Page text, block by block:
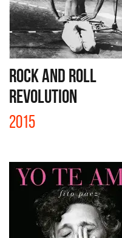
ROCK AND ROLL
REVOLUTION
2015